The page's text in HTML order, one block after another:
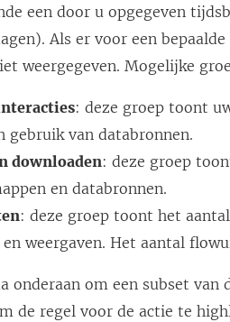
een door u opgegeven
Als er voor een
weergegeven. Mogelijke
: deze groep toont
gebruik van databronnen.
downloaden: deze groep
en databronnen.
: deze groep toont het
weergaven. Het aantal
onderaan om een subset
de regel voor de actie te